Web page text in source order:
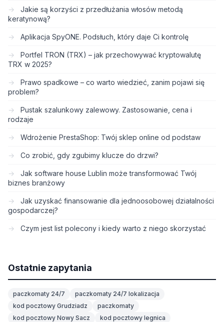
Jakie są korzyści z przedłużania włosów metodą
keratynową?
Aplikacja SpyONE. Podsłuch, który daje Ci kontrolę
Portfel TRON (TRX) – jak przechowywać kryptowalutę
TRX w 2025?
Prawo spadkowe – co warto wiedzieć, zanim pojawi się
problem?
Pustak szalunkowy zalewowy. Zastosowanie, cena i
rodzaje
Wdrożenie PrestaShop: Twój sklep online od podstaw
Co zrobić, gdy zgubimy klucze do drzwi?
Jak software house Lublin może transformować Twój
biznes branżowy
Jak uzyskać finansowanie dla jednoosobowej działalności
gospodarczej?
Czym jest list polecony i kiedy warto z niego skorzystać
Ostatnie zapytania
paczkomaty 24/7
paczkomaty 24/7 lokalizacja
kod pocztowy Grudziadz
paczkomaty
kod pocztowy Nowy Sacz
kod pocztowy legnica